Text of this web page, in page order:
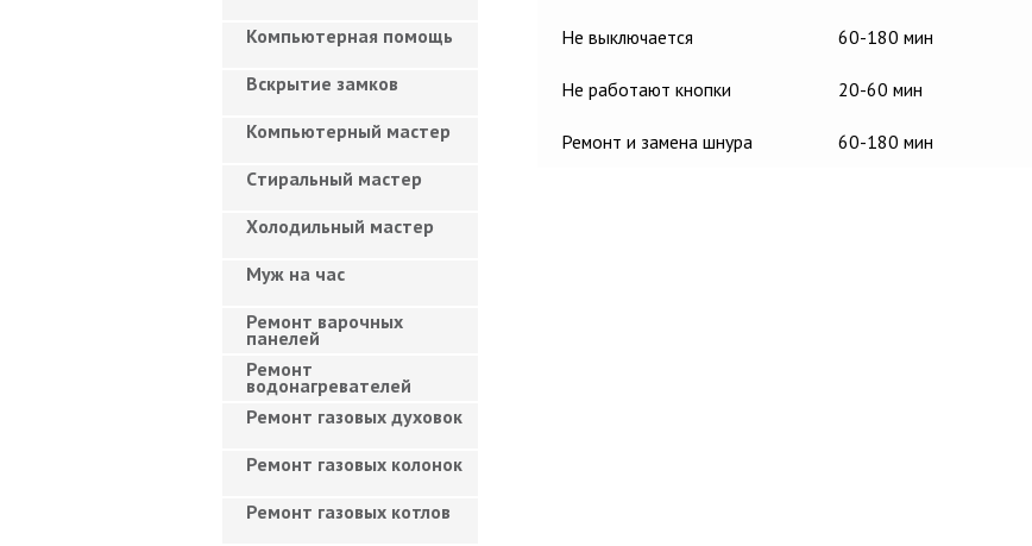
Не выключается 60-180 мин
Не работают кнопки 20-60 мин
Ремонт и замена шнура 60-180 мин
Компьютерная помощь
Вскрытие замков
Компьютерный мастер
Cтиральный мастер
Холодильный мастер
Муж на час
Ремонт варочных
панелей
Ремонт
водонагревателей
Ремонт газовых духовок
Ремонт газовых колонок
Ремонт газовых котлов